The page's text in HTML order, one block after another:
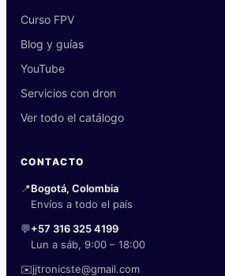
Curso FPV
Blog y guías
YouTube
Servicios con dron
Ver todo el catálogo
CONTACTO
📍Bogotá, Colombia
Envíos a todo el país
💬+57 316 325 4199
Lun a sáb, 9:00 – 18:00
✉️jjtronicste@gmail.com